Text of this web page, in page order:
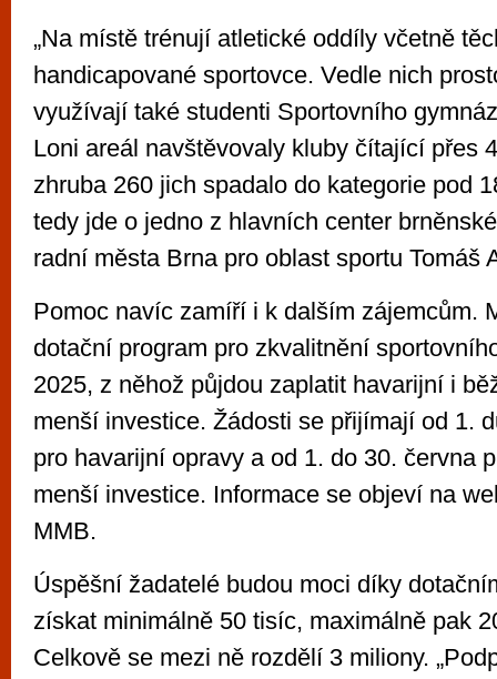
„Na místě trénují atletické oddíly včetně
handicapované sportovce. Vedle nich
využívají také studenti Sportovního
Loni areál navštěvovaly kluby čítající přes
zhruba 260 jich spadalo do kategorie pod
tedy jde o jedno z hlavních center
radní města Brna pro oblast sportu Tomáš
Pomoc navíc zamíří i k dalším zájemcům.
dotační program pro zkvalitnění
2025, z něhož půjdou zaplatit havarijní i
menší investice. Žádosti se přijímají od 1.
pro havarijní opravy a od 1. do 30. června
menší investice. Informace se objeví na
MMB.
Úspěšní žadatelé budou moci díky
získat minimálně 50 tisíc, maximálně pak
Celkově se mezi ně rozdělí 3 miliony.